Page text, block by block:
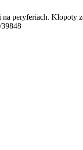
peryferiach.